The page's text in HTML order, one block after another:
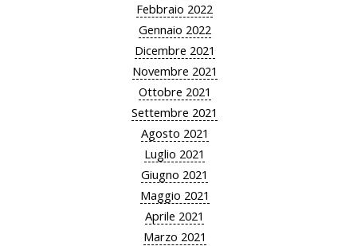
Febbraio 2022
Gennaio 2022
Dicembre 2021
Novembre 2021
Ottobre 2021
Settembre 2021
Agosto 2021
Luglio 2021
Giugno 2021
Maggio 2021
Aprile 2021
Marzo 2021